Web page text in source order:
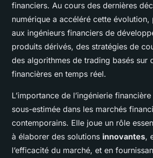
financiers. Au cours des dernières
numérique a accéléré cette évolution,
aux ingénieurs financiers de
produits dérivés, des stratégies de
des algorithmes de trading basés sur
financières en temps réel.
L’importance de l’ingénierie
sous-estimée dans les marchés
contemporains. Elle joue un rôle
à élaborer des solutions innovantes,
l’efficacité du marché, et en